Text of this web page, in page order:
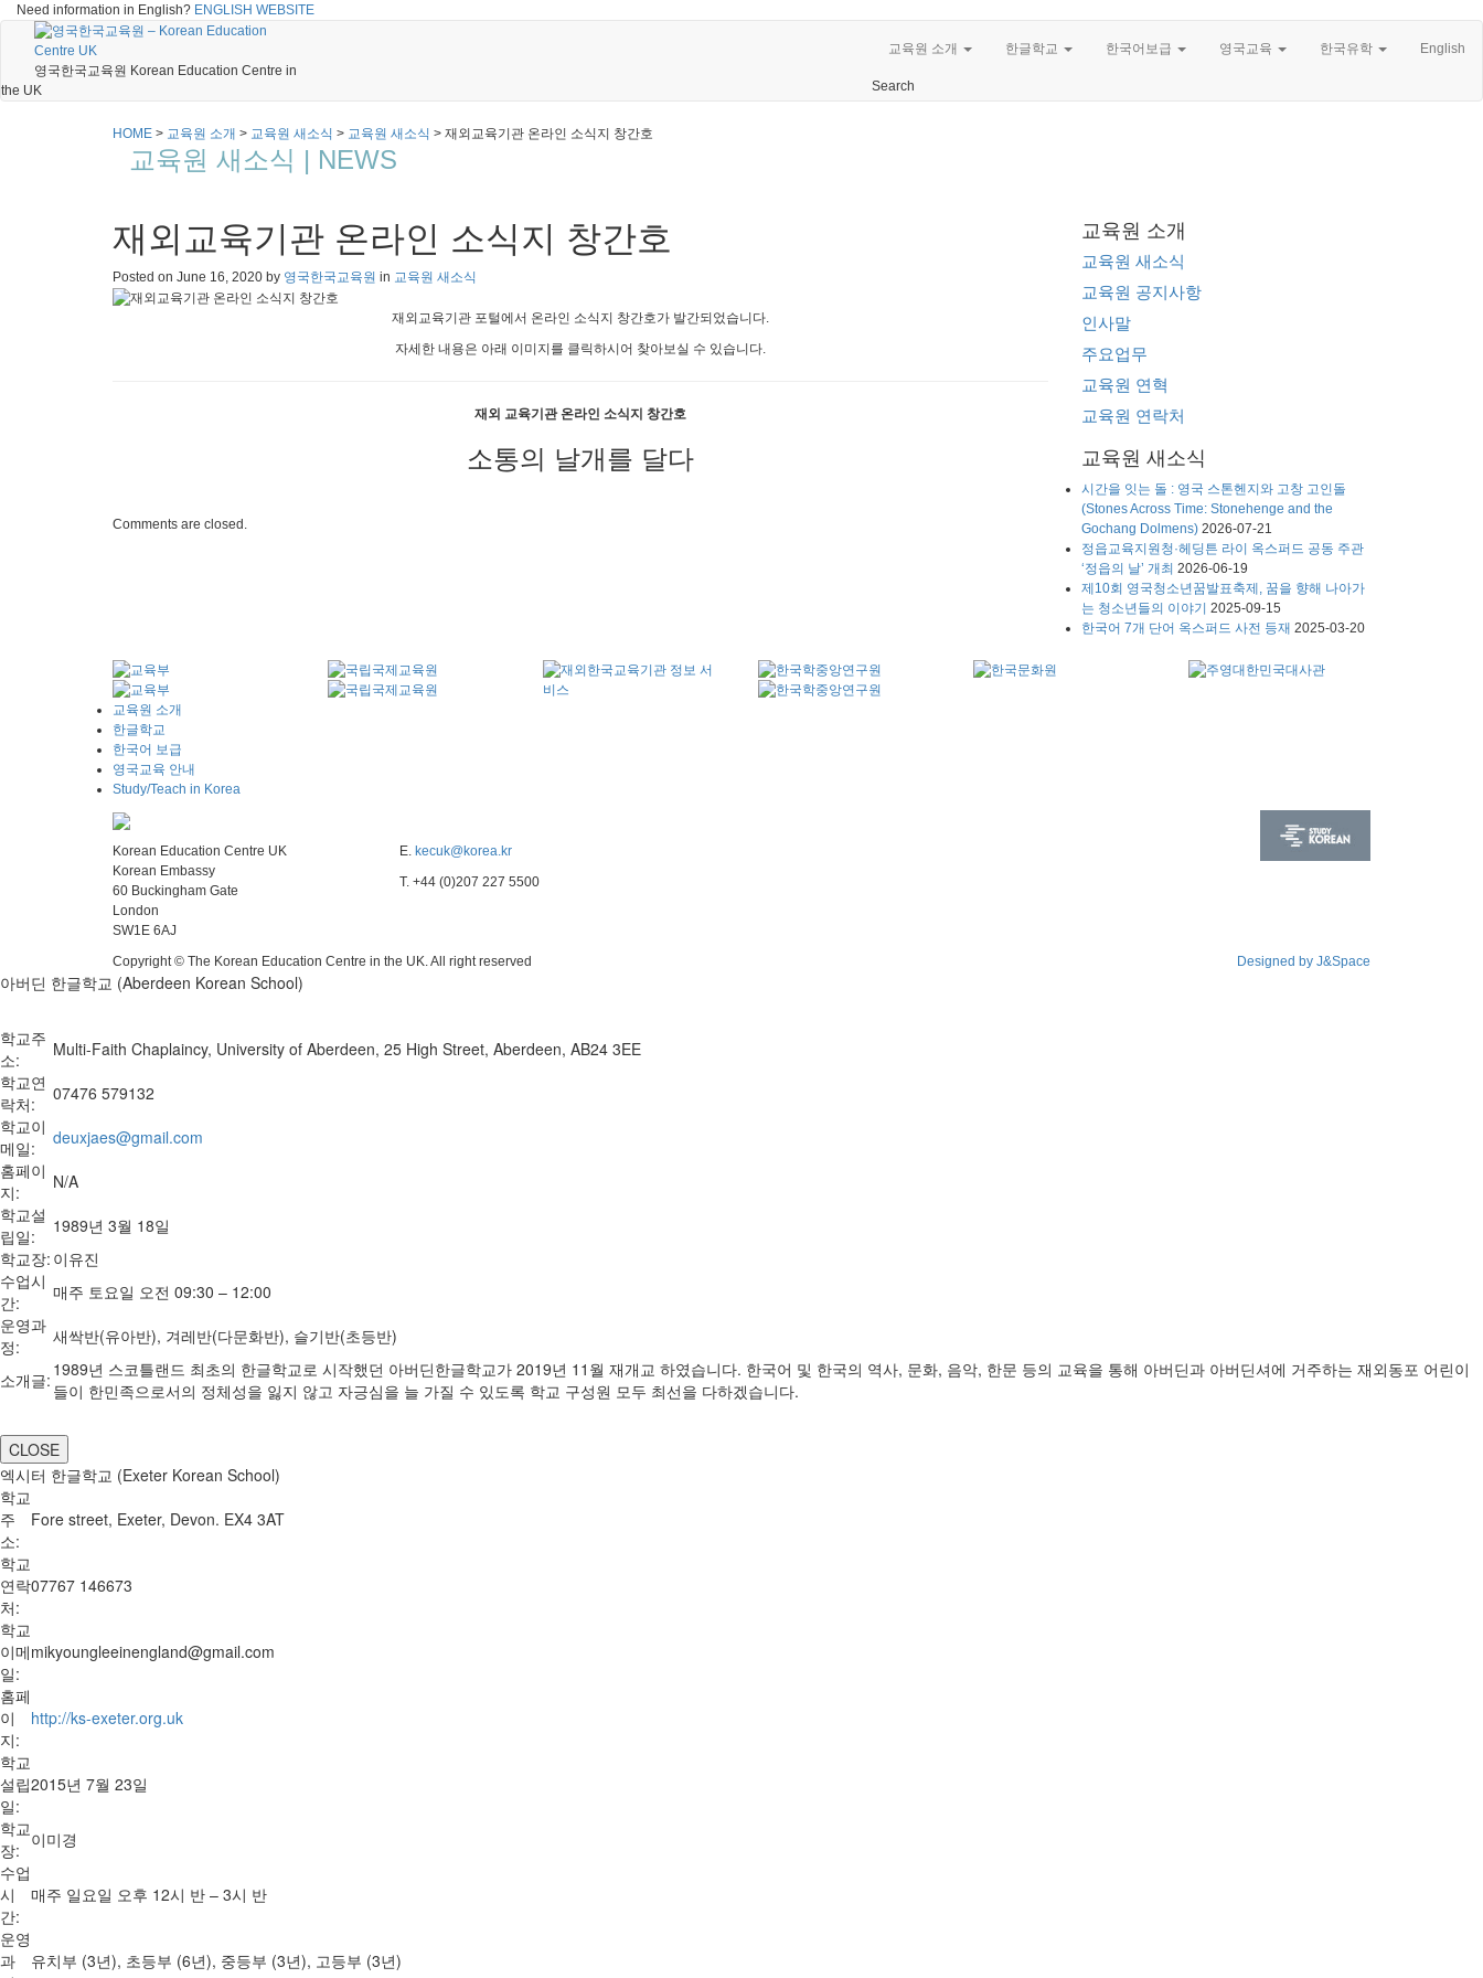
Need information in English? ENGLISH WEBSITE
영국한국교육원 Korean Education Centre in
the UK
교육원 소개 한글학교 한국어보급 영국교육 한국유학 English
Search
HOME > 교육원 소개 > 교육원 새소식 > 교육원 새소식 > 재외교육기관 온라인 소식지 창간호
교육원 새소식 | NEWS
재외교육기관 온라인 소식지 창간호
Posted on June 16, 2020 by 영국한국교육원 in 교육원 새소식
재외교육기관 포털에서 온라인 소식지 창간호가 발간되었습니다.
자세한 내용은 아래 이미지를 클릭하시어 찾아보실 수 있습니다.
재외 교육기관 온라인 소식지 창간호
소통의 날개를 달다
Comments are closed.
교육원 소개
교육원 새소식
교육원 공지사항
인사말
주요업무
교육원 연혁
교육원 연락처
교육원 새소식
시간을 잇는 돌 : 영국 스톤헨지와 고창 고인돌
(Stones Across Time: Stonehenge and the
Gochang Dolmens) 2026-07-21
정읍교육지원청·헤딩튼 라이 옥스퍼드 공동 주관
‘정읍의 날’ 개최 2026-06-19
제10회 영국청소년꿈발표축제, 꿈을 향해 나아가
는 청소년들의 이야기 2025-09-15
한국어 7개 단어 옥스퍼드 사전 등재 2025-03-20
교육원 소개
한글학교
한국어 보급
영국교육 안내
Study/Teach in Korea
Korean Education Centre UK
Korean Embassy
60 Buckingham Gate
London
SW1E 6AJ
E. kecuk@korea.kr
T. +44 (0)207 227 5500
Copyright © The Korean Education Centre in the UK. All right reserved Designed by J&Space
아버딘 한글학교 (Aberdeen Korean School)
학교주
소:
Multi-Faith Chaplaincy, University of Aberdeen, 25 High Street, Aberdeen, AB24 3EE
학교연
락처:
07476 579132
학교이
메일:
deuxjaes@gmail.com
홈페이
지:
N/A
학교설
립일:
1989년 3월 18일
학교장: 이유진
수업시
간:
매주 토요일 오전 09:30 – 12:00
운영과
정:
새싹반(유아반), 겨레반(다문화반), 슬기반(초등반)
소개글: 1989년 스코틀랜드 최초의 한글학교로 시작했던 아버딘한글학교가 2019년 11월 재개교 하였습니다. 한국어 및 한국의 역사, 문화, 음악, 한문 등의 교육을 통해 아버딘과 아버딘셔에 거주하는 재외동포 어린이
들이 한민족으로서의 정체성을 잃지 않고 자긍심을 늘 가질 수 있도록 학교 구성원 모두 최선을 다하겠습니다.
CLOSE
엑시터 한글학교 (Exeter Korean School)
학교
주
소:
Fore street, Exeter, Devon. EX4 3AT
학교
연락
처:
07767 146673
학교
이메
일:
mikyoungleeinengland@gmail.com
홈페
이
지:
http://ks-exeter.org.uk
학교
설립
일:
2015년 7월 23일
학교
장: 이미경
수업
시
간:
매주 일요일 오후 12시 반 – 3시 반
운영
과
유치부 (3년), 초등부 (6년), 중등부 (3년), 고등부 (3년)